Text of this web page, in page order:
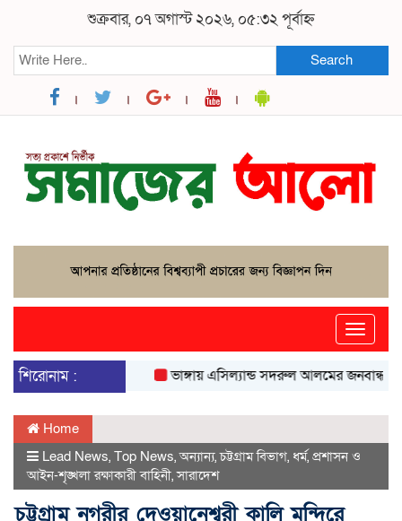
শুক্রবার, ০৭ অগাস্ট ২০২৬, ০৫:৩২ পূর্বাহ্ন
Search
Toggle
শিরোনাম :
ভাঙ্গায় এসিল্যান্ড সদরুল আলমের জনবান্ধব
Home
Lead News, Top News,অন্যান্য,চট্টগ্রাম বিভাগ, ধর্ম, প্রশাসন ও
আইন-শৃঙ্খলা রক্ষাকারী বাহিনী,সারাদেশ
চট্টগ্রাম নগরীর দেওয়ানেশ্বরী কালি মন্দিরে